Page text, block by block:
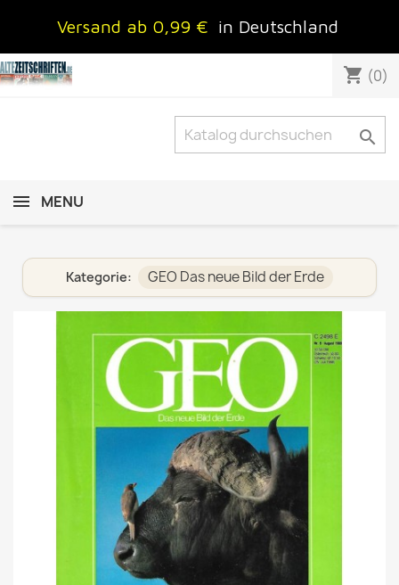
Versand ab 0,99 € in Deutschland
shopping_cart (0)

MENU
Kategorie: GEO Das neue Bild der Erde